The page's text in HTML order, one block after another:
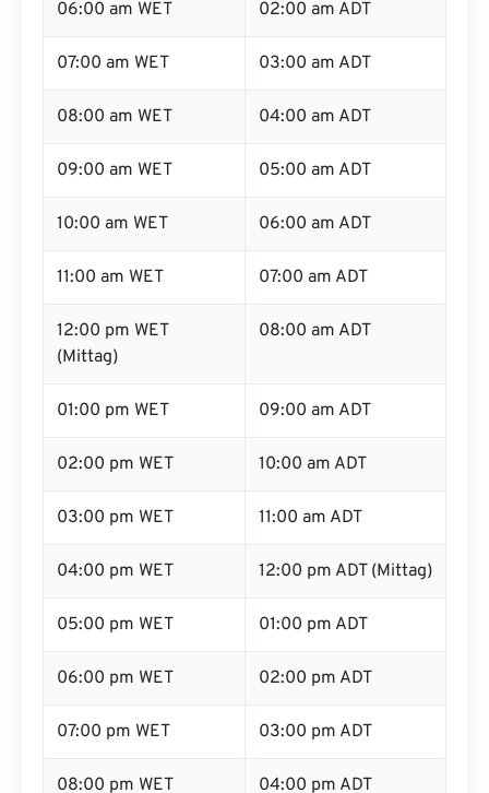
06:00 am WET 02:00 am ADT
07:00 am WET 03:00 am ADT
08:00 am WET 04:00 am ADT
09:00 am WET 05:00 am ADT
10:00 am WET 06:00 am ADT
11:00 am WET 07:00 am ADT
12:00 pm WET
(Mittag)
08:00 am ADT
01:00 pm WET 09:00 am ADT
02:00 pm WET 10:00 am ADT
03:00 pm WET 11:00 am ADT
04:00 pm WET 12:00 pm ADT (Mittag)
05:00 pm WET 01:00 pm ADT
06:00 pm WET 02:00 pm ADT
07:00 pm WET 03:00 pm ADT
08:00 pm WET 04:00 pm ADT